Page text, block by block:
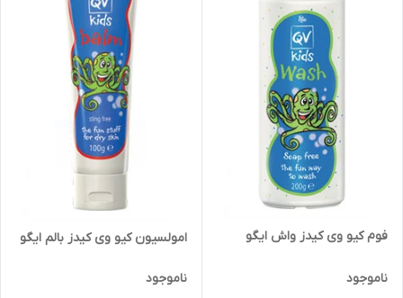
فوم کیو وی کیدز واش ایگو
ناموجود
امولسیون کیو وی کیدز بالم ایگو
ناموجود